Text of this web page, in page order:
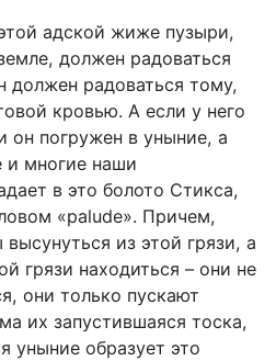
адской жиже пузыри,
должен радоваться
радоваться тому,
кровью. А если у него
он погружен в уныние, а
и многие наши
в это болото Стикса,
«palude». Причем,
из этой грязи, а
грязи находиться – они не
они только пускают
их запустившаяся тоска,
уныние образует это